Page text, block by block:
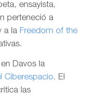
ensayista,
perteneció a
a la Freedom of the
Davos la
Ciberespacio. El
las